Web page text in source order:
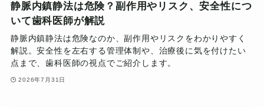
静脈内鎮静法は危険？副作用やリスク、安全性につ
いて歯科医師が解説
静脈内鎮静法は危険なのか、副作用やリスクをわかりやすく
解説。安全性を左右する管理体制や、治療後に気を付けたい
点まで、歯科医師の視点でご紹介します。
2026年7月31日